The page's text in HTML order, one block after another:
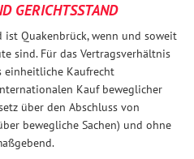
GERICHTSSTAND
Quakenbrück, wenn und soweit
sind. Für das Vertragsverhältnis
einheitliche Kaufrecht
Kauf beweglicher
über den Abschluss von
bewegliche Sachen) und ohne